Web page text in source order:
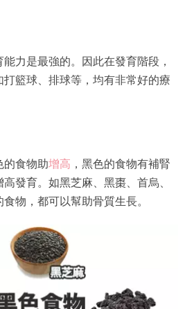
力是最強的。因此在發育階段，
籃球、排球等，均有非常好的療
的食物助增高 ，黑色的食物有補腎
發育。如黑芝麻、黑棗、首烏、
物，都可以幫助骨質生長。